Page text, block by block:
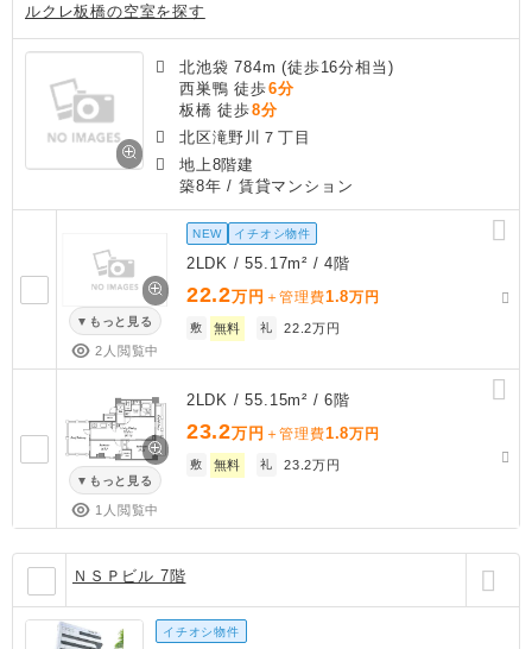
ルクレ板橋の空室を探す
北池袋 784m (徒歩16分相当)
西巣鴨 徒歩6分
板橋 徒歩8分
北区滝野川７丁目
地上8階建
築8年 / 賃貸マンション
もっと見る
2人閲覧中
NEW イチオシ物件
2LDK / 55.17m² / 4階
22.2万円 ＋管理費1.8万円
敷 無料 礼 22.2万円
もっと見る
1人閲覧中
2LDK / 55.15m² / 6階
23.2万円 ＋管理費1.8万円
敷 無料 礼 23.2万円
ＮＳＰビル 7階
イチオシ物件